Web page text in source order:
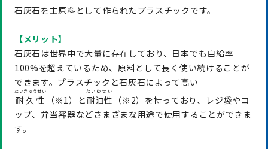
石灰石を主原料として作られたプラスチックです。
【メリット】
石灰石は世界中で大量に存在しており、日本でも自給率
100%を超えているため、原料として長く使い続けることが
できます。プラスチックと石灰石によって高い
耐久性
たいきゅうせい
（※1）と耐
たい
油性
ゆせい
（※2）を持っており、レジ袋やコ
ップ、弁当容器などさまざまな用途で使用することができま
す。